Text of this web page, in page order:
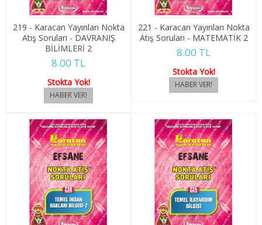
3. SINIF 6. YARIYIL SAĞLIK YÖNETİMİ
4. SINIF 7. YARIYIL SAĞLIK YÖNETİMİ
4. SINIF 8. YARIYIL SAĞLIK YÖNETİMİ
SOSYAL HİZMET
1. SINIF 1. YARIYIL SOSYAL HİZMET
1. SINIF 2. YARIYIL SOSYAL HİZMET
2. SINIF 3. YARIYIL SOSYAL HİZMET
219 - Karacan Yayınları Nokta
Atış Soruları - DAVRANIŞ
BİLİMLERİ 2
8.00 TL
Stokta Yok!
221 - Karacan Yayınları Nokta
Atış Soruları - MATEMATİK 2
8.00 TL
Stokta Yok!